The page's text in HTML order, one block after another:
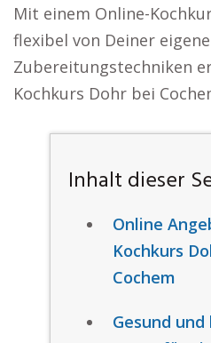
Mit einem Online-
flexibel von Deiner
Zubereitungstechniken
Kochkurs Dohr bei
Inhalt dieser
Online
Kochkurs
Cochem
Gesund